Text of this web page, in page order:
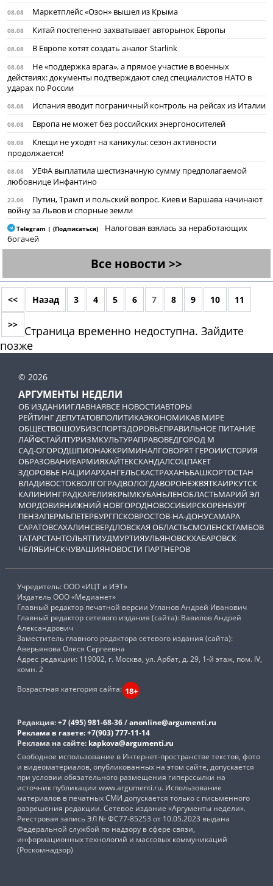
08.08 Маркетплейс «Озон» вышел из Крыма
08.08 Китай постепенно захватывает авторынок Европы
08.08 В Европе хотят создать аналог Starlink
08.08
Не «поддержка врага», а прямое участие в военных
действиях: документы подтверждают след специалистов НАТО в
ударах по России
08.08 Испания вводит пограничный контроль на рейсах из Италии
08.08 Европа не может без российских энергоносителей
08.08
Клещи не уходят на каникулы: сезон активности
продолжается!
08.08
УЕФА выплатила шестизначную сумму предполагаемой
любовнице Инфантино
23.06
Путин, Трамп и польский вопрос. Киев и Варшава начинают
войну за Львов и спорные земли
Telegram | (Подписаться)
Налоговая взялась за неработающих
богачей
Все новости >>
<< Назад 3 4 5 6 7 8 9 10 11
>>
Страница временно недоступна. Зайдите
позже
© 2026
АРГУМЕНТЫ НЕДЕЛИ
ОБ ИЗДАНИИГЛАВНАЯВСЕ НОВОСТИАВТОРЫ
РЕЙТИНГ ДЕПУТАТОВПОЛИТИКАЭКОНОМИКАВ МИРЕ
ОБЩЕСТВОШОУБИЗСПОРТЗДОРОВЬЕПРАВИЛЬНОЕ ПИТАНИЕ
ЛАЙФСТАЙЛТУРИЗМКУЛЬТУРАПРАВОВЕДГОРОД М
САД-ОГОРОДШПИОНАЖКРИМИНАЛГОВОРЯТ ГЕРОИИСТОРИЯ
ОБРАЗОВАНИЕАРМИЯХАЙТЕКСКАНДАЛСОЦПАКЕТ
ЗДОРОВЬЕ НАЦИИАРХАНГЕЛЬСКАСТРАХАНЬБАШКОРТОСТАН
ВЛАДИВОСТОКВОЛГОГРАДВОЛОГДАВОРОНЕЖВЯТКАИРКУТСК
КАЛИНИНГРАДКАРЕЛИЯКРЫМКУБАНЬЛЕНОБЛАСТЬМАРИЙ ЭЛ
МОРДОВИЯНИЖНИЙ НОВГОРОДНОВОСИБИРСКОРЕНБУРГ
ПЕНЗАПЕРМЬПЕТЕРБУРГПСКОВРОСТОВ-НА-ДОНУСАМАРА
САРАТОВСАХАЛИНСВЕРДЛОВСКАЯ ОБЛАСТЬСМОЛЕНСКТАМБОВ
ТАТАРСТАНТОЛЬЯТТИУДМУРТИЯУЛЬЯНОВСКХАБАРОВСК
ЧЕЛЯБИНСКЧУВАШИЯНОВОСТИ ПАРТНЕРОВ
Учредитель: ООО «ИЦТ и ИЭТ»
Издатель ООО «Медианет»
Главный редактор печатной версии Угланов Андрей Иванович
Главный редактор сетевого издания (сайта): Вавилов Андрей
Александрович
Заместитель главного редактора сетевого издания (сайта):
Аверьянова Олеся Сергеевна
Адрес редакции: 119002, г. Москва, ул. Арбат, д. 29, 1-й этаж, пом. IV,
комн. 2
Возрастная категория сайта: 18+
Редакция:+7 (495) 981-68-36/anonline@argumenti.ru
Реклама в газете:+7(903) 777-11-14
Реклама на сайте: kapkova@argumenti.ru
Свободное использование в Интернет-пространстве текстов, фото
и видеоматериалов, опубликованных на этом сайте, допускается
при условии обязательного размещения гиперссылки на
источник публикации www.argumenti.ru. Использование
материалов в печатных СМИ допускается только с письменного
разрешения редакции. Сетевое издание «Аргументы недели».
Реестровая запись ЭЛ № ФС77-85253 от 10.05.2023 выдана
Федеральной службой по надзору в сфере связи,
информационных технологий и массовых коммуникаций
(Роскомнадзор)